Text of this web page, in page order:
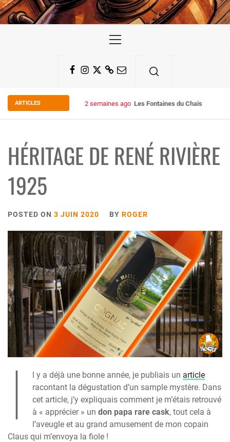
Menu
Facebook
Instagram
TwitterSubstack
Email
ARTICLES 2 semaines ago Les Fontaines du Chais 27
HÉRITAGE DE RENÉ RIVIÈRE
1925
POSTED ON 3 JUIN 2020 BY ROGER
I l y a déjà une bonne année, je publiais un article
racontant la dégustation d’un sample mystère. Dans
cet article, j’y expliquais comment je m’étais retrouvé
à « apprécier » undon papa rare cask, tout cela à
l’aveugle et au grand amusement de mon copain
Claus qui m’envoya la fiole !